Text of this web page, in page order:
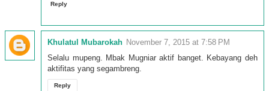
Reply
Khulatul Mubarokah November 7, 2015 at 7:58 PM
Selalu mupeng. Mbak Mugniar aktif banget. Kebayang deh
aktifitas yang segambreng.
Reply